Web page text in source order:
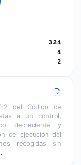
324
4
2
2 del Código de
a un control,
decreciente y
de ejecución del
recogidas sin